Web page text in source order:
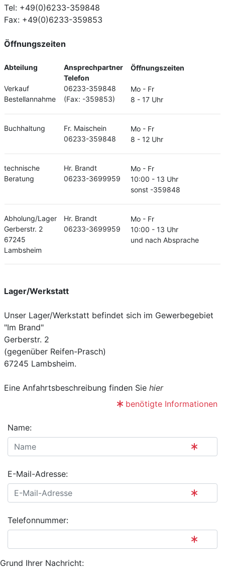
Tel: +49(0)6233-359848
Fax: +49(0)6233-359853
Öffnungszeiten
Abteilung
Ansprechpartner
Telefon
Öffnungszeiten
Verkauf
Bestellannahme
06233-359848
(Fax: -359853)
Mo - Fr
8 - 17 Uhr
Buchhaltung
Fr. Maischein
06233-359848
Mo - Fr
8 - 12 Uhr
technische
Beratung
Hr. Brandt
06233-3699959
Mo - Fr
10:00 - 13 Uhr
sonst -359848
Abholung/Lager
Gerberstr. 2
67245
Lambsheim
Hr. Brandt
06233-3699959
Mo - Fr
10:00 - 13 Uhr
und nach Absprache
Lager/Werkstatt
Unser Lager/Werkstatt befindet sich im Gewerbegebiet
"Im Brand"
Gerberstr. 2
(gegenüber Reifen-Prasch)
67245 Lambsheim.
Eine Anfahrtsbeschreibung finden Sie hier
benötigte Informationen
Name:
E-Mail-Adresse:
Telefonnummer:
Grund Ihrer Nachricht: